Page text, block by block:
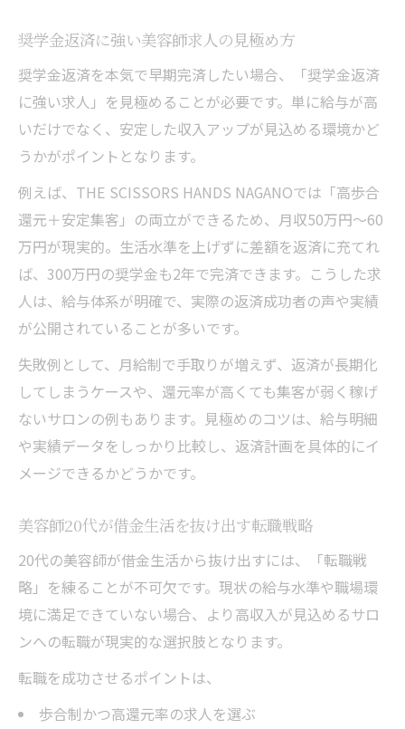
奨学金返済に強い美容師求人の見極め方
奨学金返済を本気で早期完済したい場合、「奨学金返済
に強い求人」を見極めることが必要です。単に給与が高
いだけでなく、安定した収入アップが見込める環境かど
うかがポイントとなります。
例えば、THE SCISSORS HANDS NAGANOでは「高歩合
還元＋安定集客」の両立ができるため、月収50万円〜60
万円が現実的。生活水準を上げずに差額を返済に充てれ
ば、300万円の奨学金も2年で完済できます。こうした求
人は、給与体系が明確で、実際の返済成功者の声や実績
が公開されていることが多いです。
失敗例として、月給制で手取りが増えず、返済が長期化
してしまうケースや、還元率が高くても集客が弱く稼げ
ないサロンの例もあります。見極めのコツは、給与明細
や実績データをしっかり比較し、返済計画を具体的にイ
メージできるかどうかです。
美容師20代が借金生活を抜け出す転職戦略
20代の美容師が借金生活から抜け出すには、「転職戦
略」を練ることが不可欠です。現状の給与水準や職場環
境に満足できていない場合、より高収入が見込めるサロ
ンへの転職が現実的な選択肢となります。
転職を成功させるポイントは、
歩合制かつ高還元率の求人を選ぶ